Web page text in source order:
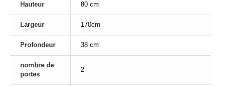
Hauteur 80 cm
Largeur 170cm
Profondeur 38 cm
nombre de
portes
2